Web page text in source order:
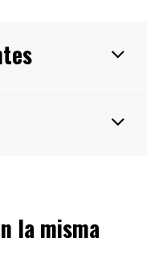
la misma